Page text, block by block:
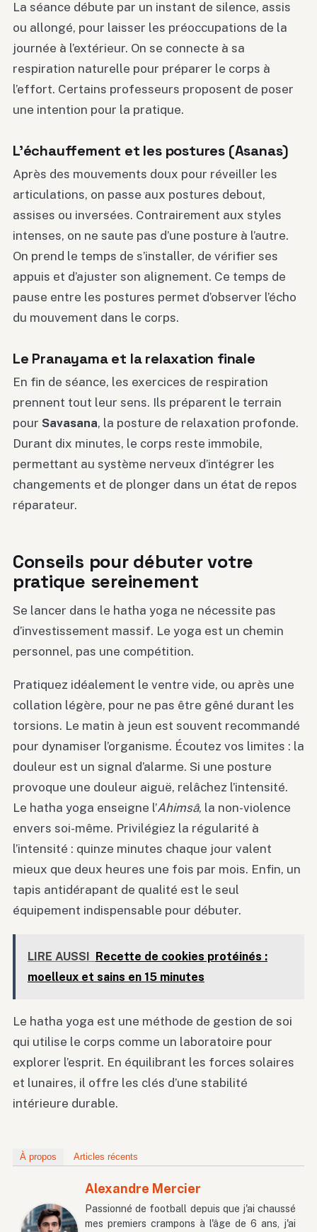
La séance débute par un instant de silence, assis
ou allongé, pour laisser les préoccupations de la
journée à l’extérieur. On se connecte à sa
respiration naturelle pour préparer le corps à
l’effort. Certains professeurs proposent de poser
une intention pour la pratique.
L’échauffement et les postures (Asanas)
Après des mouvements doux pour réveiller les
articulations, on passe aux postures debout,
assises ou inversées. Contrairement aux styles
intenses, on ne saute pas d’une posture à l’autre.
On prend le temps de s’installer, de vérifier ses
appuis et d’ajuster son alignement. Ce temps de
pause entre les postures permet d’observer l’écho
du mouvement dans le corps.
Le Pranayama et la relaxation finale
En fin de séance, les exercices de respiration
prennent tout leur sens. Ils préparent le terrain
pour Savasana, la posture de relaxation profonde.
Durant dix minutes, le corps reste immobile,
permettant au système nerveux d’intégrer les
changements et de plonger dans un état de repos
réparateur.
Conseils pour débuter votre
pratique sereinement
Se lancer dans le hatha yoga ne nécessite pas
d’investissement massif. Le yoga est un chemin
personnel, pas une compétition.
Pratiquez idéalement le ventre vide, ou après une
collation légère, pour ne pas être gêné durant les
torsions. Le matin à jeun est souvent recommandé
pour dynamiser l’organisme. Écoutez vos limites : la
douleur est un signal d’alarme. Si une posture
provoque une douleur aiguë, relâchez l’intensité.
Le hatha yoga enseigne l’Ahimsâ, la non-violence
envers soi-même. Privilégiez la régularité à
l’intensité : quinze minutes chaque jour valent
mieux que deux heures une fois par mois. Enfin, un
tapis antidérapant de qualité est le seul
équipement indispensable pour débuter.
LIRE AUSSI Recette de cookies protéinés :
moelleux et sains en 15 minutes
Le hatha yoga est une méthode de gestion de soi
qui utilise le corps comme un laboratoire pour
explorer l’esprit. En équilibrant les forces solaires
et lunaires, il offre les clés d’une stabilité
intérieure durable.
À propos Articles récents
Alexandre Mercier
Passionné de football depuis que j'ai chaussé
mes premiers crampons à l'âge de 6 ans, j'ai